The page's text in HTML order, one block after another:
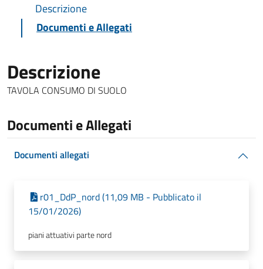
Descrizione
Documenti e Allegati
Descrizione
TAVOLA CONSUMO DI SUOLO
Documenti e Allegati
Documenti allegati
r01_DdP_nord (11,09 MB - Pubblicato il
15/01/2026)
piani attuativi parte nord